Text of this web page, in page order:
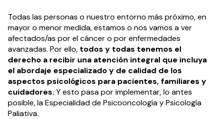
Todas las personas o nuestro entorno más próximo, en
mayor o menor medida, estamos o nos vamos a ver
afectados/as por el cáncer o por enfermedades
avanzadas. Por ello, todos y todas tenemos el
derecho a recibir una atención integral que incluya
el abordaje especializado y de calidad de los
aspectos psicológicos para pacientes, familiares y
cuidadores. Y esto pasa por implementar, lo antes
posible, la Especialidad de Psicooncología y Psicología
Paliativa.